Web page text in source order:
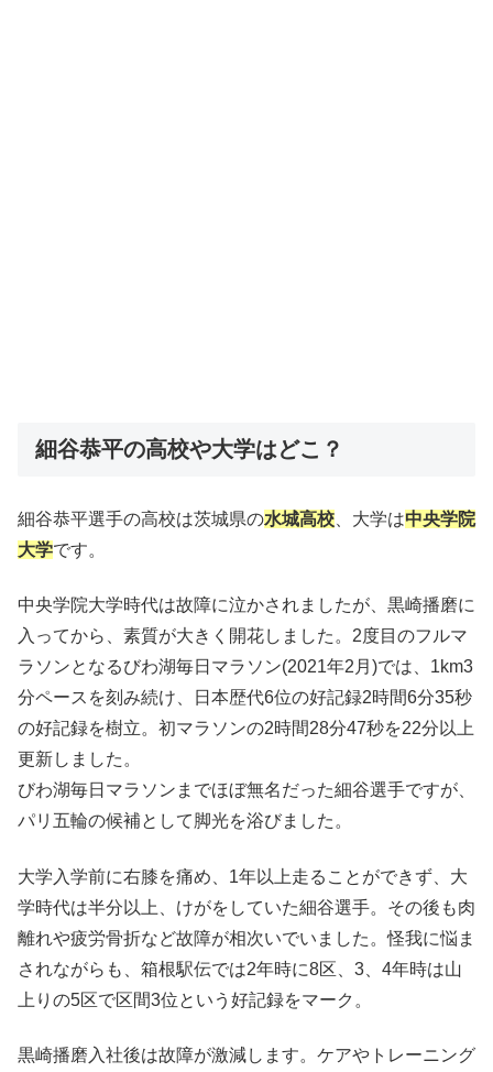
細谷恭平の高校や大学はどこ？
細谷恭平選手の高校は茨城県の水城高校 、大学は中央学院
大学です。
中央学院大学時代は故障に泣かされましたが、黒崎播磨に
入ってから、素質が大きく開花しました。2度目のフルマ
ラソンとなるびわ湖毎日マラソン(2021年2月)では、1km3
分ペースを刻み続け、日本歴代6位の好記録2時間6分35秒
の好記録を樹立。初マラソンの2時間28分47秒を22分以上
更新しました。
びわ湖毎日マラソンまでほぼ無名だった細谷選手ですが、
パリ五輪の候補として脚光を浴びました。
大学入学前に右膝を痛め、1年以上走ることができず、大
学時代は半分以上、けがをしていた細谷選手。その後も肉
離れや疲労骨折など故障が相次いでいました。怪我に悩ま
されながらも、箱根駅伝では2年時に8区、3、4年時は山
上りの5区で区間3位という好記録をマーク。
黒崎播磨入社後は故障が激減します。ケアやトレーニング